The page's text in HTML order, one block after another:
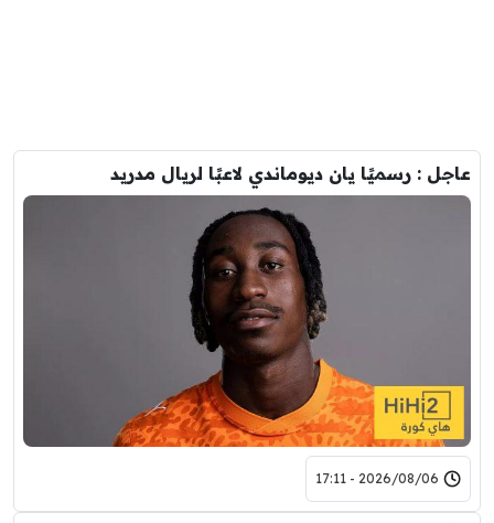
عاجل : رسميًا يان ديوماندي لاعبًا لريال مدريد
2026/08/06 - 17:11